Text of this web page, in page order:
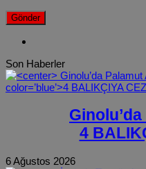
Son Haberler
4
6 Ağustos 2026